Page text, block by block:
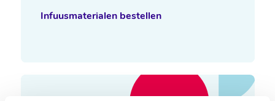
Infuusmaterialen bestellen